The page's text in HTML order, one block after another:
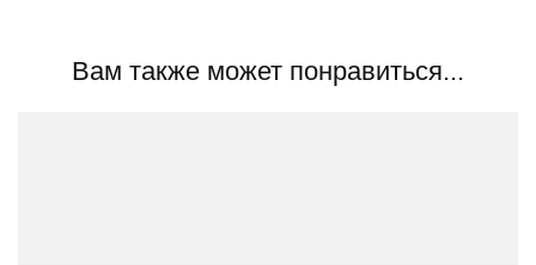
Вам также может понравиться...